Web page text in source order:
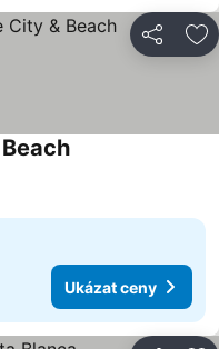
Sdílet
Ukázat ceny
Ukázat ceny